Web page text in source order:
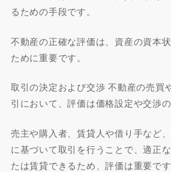
るための手段です。
不動産の正確な評価は、資産の資本
ために重要です。
取引の決定および交渉 不動産の売買
引において、評価は価格設定や交渉
売主や購入者、賃貸人や借り手など
に基づいて取引を行うことで、適正
たは賃貸できるため、評価は重要です